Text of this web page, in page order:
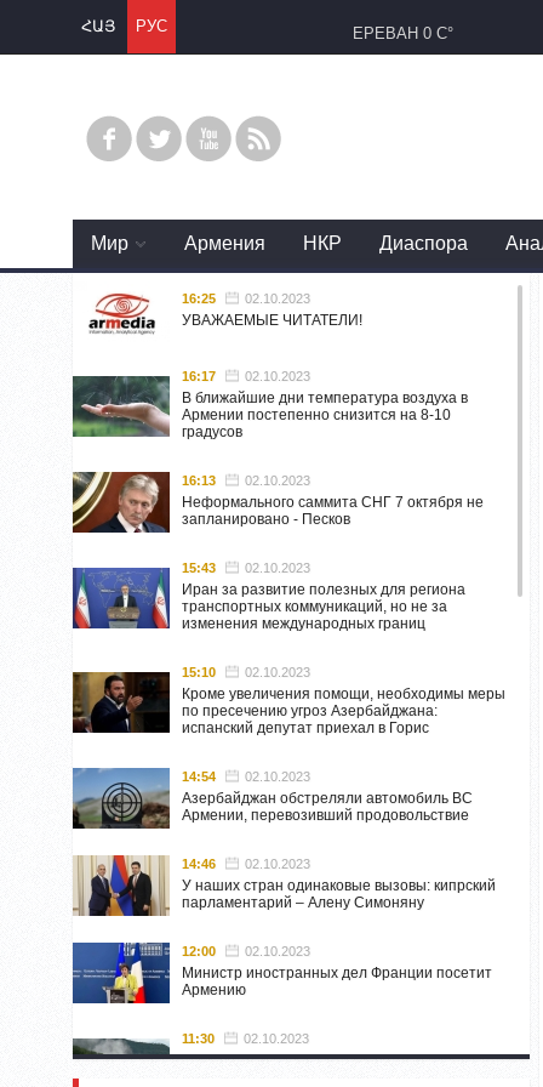
ՀԱՅ РУС ЕРЕВАН 0 C°
Mир Армения НКР Диаспора
16:25 02.10.2023
УВАЖАЕМЫЕ ЧИТАТЕЛИ!
16:17 02.10.2023
В ближайшие дни температура воздуха в
Армении постепенно снизится на 8-10
градусов
16:13 02.10.2023
Неформального саммита СНГ 7 октября не
запланировано - Песков
15:43 02.10.2023
Иран за развитие полезных для региона
транспортных коммуникаций, но не за
изменения международных границ
15:10 02.10.2023
Кроме увеличения помощи, необходимы меры
по пресечению угроз Азербайджана:
испанский депутат приехал в Горис
14:54 02.10.2023
Азербайджан обстреляли автомобиль ВС
Армении, перевозивший продовольствие
14:46 02.10.2023
У наших стран одинаковые вызовы: кипрский
парламентарий – Алену Симоняну
12:00 02.10.2023
Министр иностранных дел Франции посетит
Армению
11:30 02.10.2023
Самвел Шахраманян и группа ответственных